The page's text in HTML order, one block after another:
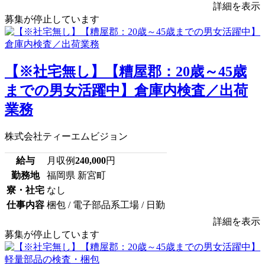
詳細を表示
募集が停止しています
【※社宅無し】【糟屋郡：20歳～45歳
までの男女活躍中】倉庫内検査／出荷
業務
株式会社ティーエムビジョン
給与 月収例240,000円
勤務地
福岡県 新宮町
寮・社宅 なし
仕事内容 梱包 / 電子部品系工場 / 日勤
詳細を表示
募集が停止しています